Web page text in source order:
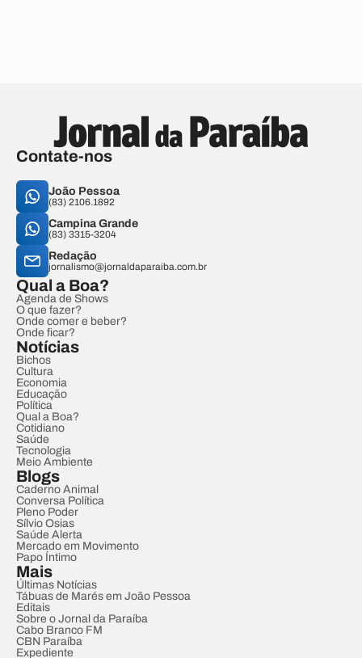
Contate-nos
João Pessoa
(83) 2106.1892
Campina Grande
(83) 3315-3204
Redação
jornalismo@jornaldaparaiba.com.br
Qual a Boa?
Agenda de Shows
O que fazer?
Onde comer e beber?
Onde ficar?
Notícias
Bichos
Cultura
Economia
Educação
Política
Qual a Boa?
Cotidiano
Saúde
Tecnologia
Meio Ambiente
Blogs
Caderno Animal
Conversa Política
Pleno Poder
Sílvio Osias
Saúde Alerta
Mercado em Movimento
Papo Íntimo
Mais
Últimas Notícias
Tábuas de Marés em João Pessoa
Editais
Sobre o Jornal da Paraíba
Cabo Branco FM
CBN Paraíba
Expediente